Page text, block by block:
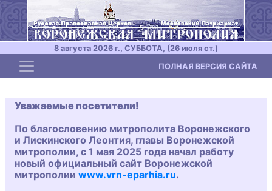
8 августа 2026 г., СУББОТА, (26 июля ст.)
Toggle navigation ПОЛНАЯ ВЕРСИЯ САЙТА
Уважаемые посетители!
По благословению митрополита Воронежского
и Лискинского Леонтия, главы Воронежской
митрополии, с 1 мая 2025 года начал работу
новый официальный сайт Воронежской
митрополии www.vrn-eparhia.ru.